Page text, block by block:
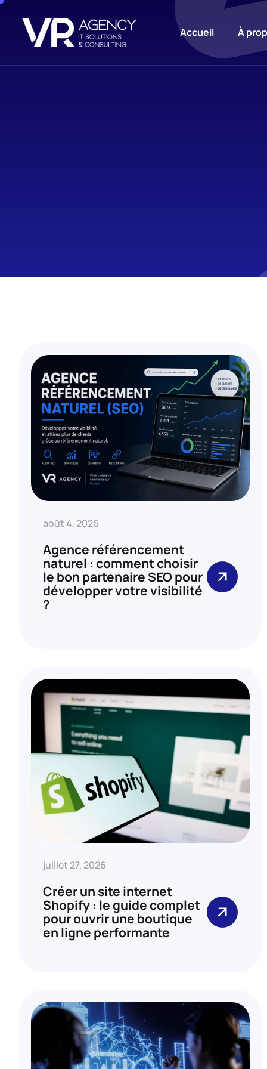
Accueil À
août 4, 2026
Agence référencement
naturel : comment choisir
le bon partenaire SEO pour
développer votre visibilité
?
juillet 27, 2026
Créer un site internet
Shopify : le guide complet
pour ouvrir une boutique
en ligne performante